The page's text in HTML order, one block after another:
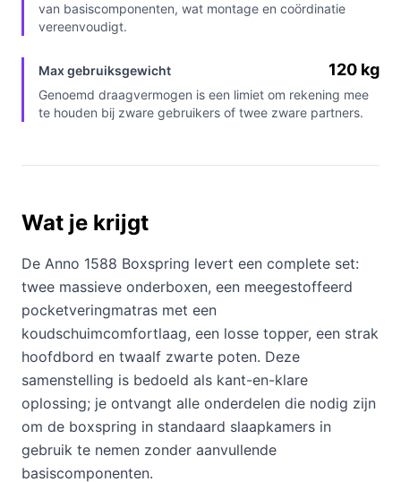
van basiscomponenten, wat montage en coördinatie
vereenvoudigt.
Max gebruiksgewicht 120 kg
Genoemd draagvermogen is een limiet om rekening mee
te houden bij zware gebruikers of twee zware partners.
Wat je krijgt
De Anno 1588 Boxspring levert een complete set:
twee massieve onderboxen, een meegestoffeerd
pocketveringmatras met een
koudschuimcomfortlaag, een losse topper, een strak
hoofdbord en twaalf zwarte poten. Deze
samenstelling is bedoeld als kant-en-klare
oplossing; je ontvangt alle onderdelen die nodig zijn
om de boxspring in standaard slaapkamers in
gebruik te nemen zonder aanvullende
basiscomponenten.